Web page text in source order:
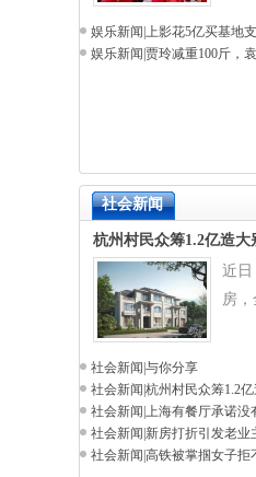
娱乐新闻 上影花5亿买基地
娱乐新闻 贾玲减重100斤，
社会新闻
杭州村民众筹1.2亿造
近日
房
社会新闻 与你分享
社会新闻 杭州村民众筹1.2
社会新闻 上海有餐厅承诺没
社会新闻 新房打折引发老业
社会新闻 高铁被掌掴女子拒